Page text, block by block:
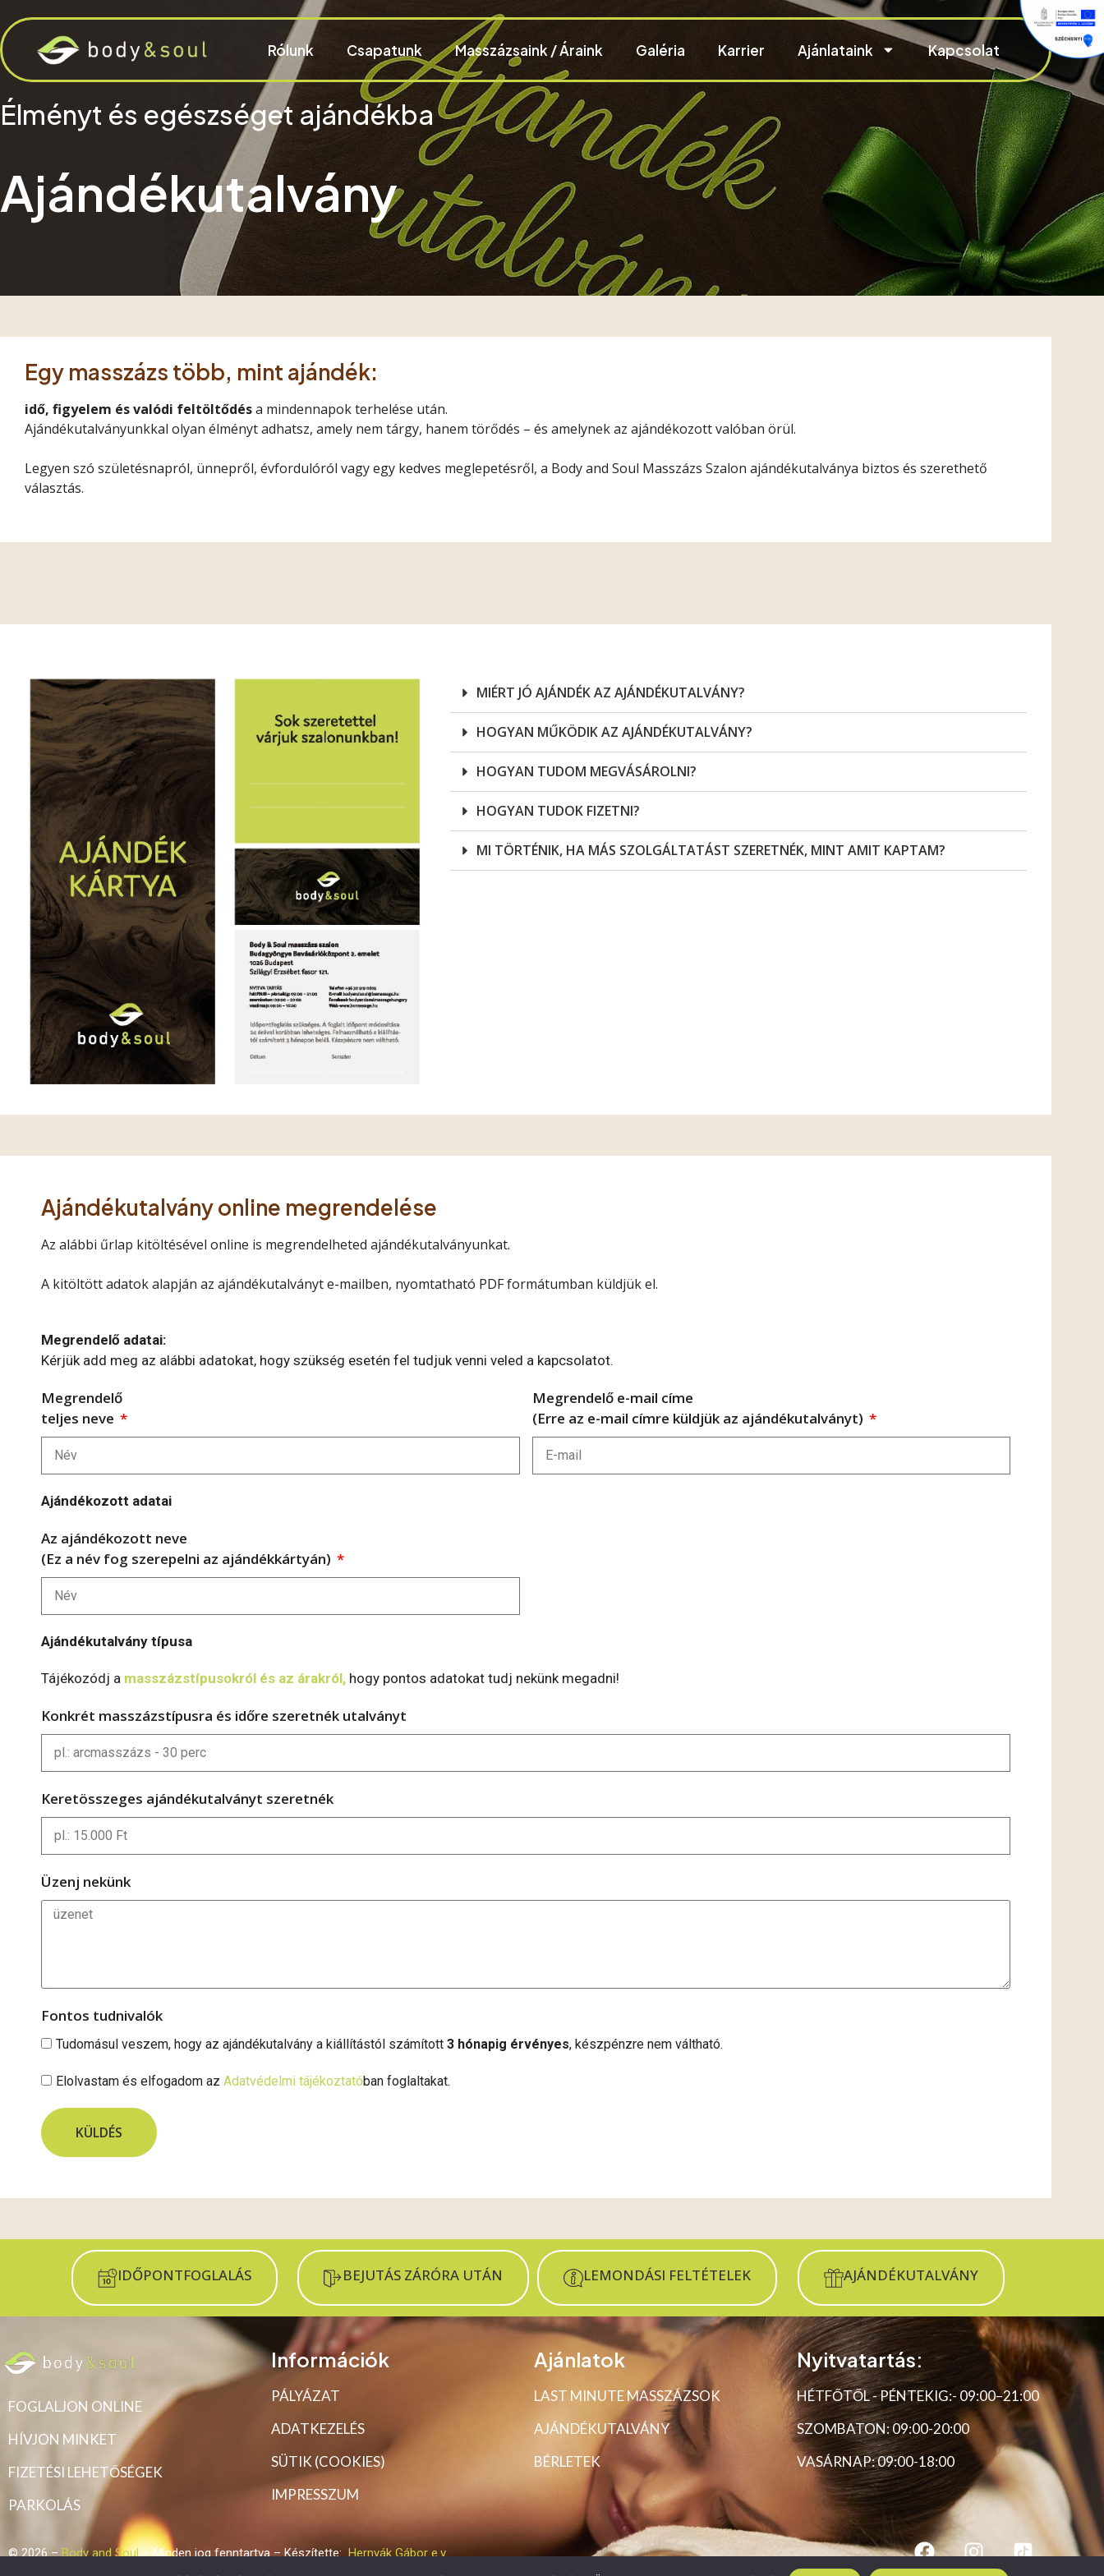
Rólunk Csapatunk Masszázsaink / Áraink Galéria Karrier Ajánlataink Kapcsolat
Élményt és egészséget ajándékba
Ajándékutalvány
Egy masszázs több, mint ajándék:
idő, figyelem és valódi feltöltődésa mindennapok terhelése után.
Ajándékutalványunkkal olyan élményt adhatsz, amely nem tárgy, hanem törődés – és amelynek az ajándékozott valóban örül.
Legyen szó születésnapról, ünnepről, évfordulóról vagy egy kedves meglepetésről, a Body and Soul Masszázs Szalon ajándékutalványa biztos és szerethető
választás.
MIÉRT JÓ AJÁNDÉK AZ AJÁNDÉKUTALVÁNY?
HOGYAN MŰKÖDIK AZ AJÁNDÉKUTALVÁNY?
HOGYAN TUDOM MEGVÁSÁROLNI?
HOGYAN TUDOK FIZETNI?
MI TÖRTÉNIK, HA MÁS SZOLGÁLTATÁST SZERETNÉK, MINT AMIT KAPTAM?
Ajándékutalvány online megrendelése
Az alábbi űrlap kitöltésével online is megrendelheted ajándékutalványunkat.
A kitöltött adatok alapján az ajándékutalványt e-mailben, nyomtatható PDF formátumban küldjük el.
Megrendelő adatai:
Kérjük add meg az alábbi adatokat, hogy szükség esetén fel tudjuk venni veled a kapcsolatot.
Megrendelő
teljes neve
Megrendelő e-mail címe
(Erre az e-mail címre küldjük az ajándékutalványt)
Ajándékozott adatai
Az ajándékozott neve
(Ez a név fog szerepelni az ajándékkártyán)
Ajándékutalvány típusa
Tájékozódj a masszázstípusokról és az árakról, hogy pontos adatokat tudj nekünk megadni!
Konkrét masszázstípusra és időre szeretnék utalványt
Keretösszeges ajándékutalványt szeretnék
Üzenj nekünk
Fontos tudnivalók
Tudomásul veszem, hogy az ajándékutalvány a kiállítástól számított 3 hónapig érvényes, készpénzre nem váltható.
Elolvastam és elfogadom az Adatvédelmi tájékoztatóban foglaltakat.
KÜLDÉS
IDŐPONTFOGLALÁS BEJUTÁS ZÁRÓRA UTÁN LEMONDÁSI FELTÉTELEK AJÁNDÉKUTALVÁNY
FOGLALJON ONLINE
HÍVJON MINKET
FIZETÉSI LEHETŐSÉGEK
PARKOLÁS
Információk
PÁLYÁZAT
ADATKEZELÉS
SÜTIK (COOKIES)
IMPRESSZUM
Ajánlatok
LAST MINUTE MASSZÁZSOK
AJÁNDÉKUTALVÁNY
BÉRLETEK
Nyitvatartás:
HÉTFŐTŐL - PÉNTEKIG:- 09:00–21:00
SZOMBATON: 09:00-20:00
VASÁRNAP: 09:00-18:00
© 2026 –Body and Soul– Minden jog fenntartva – Készítette:Hernyák Gábor e.v.